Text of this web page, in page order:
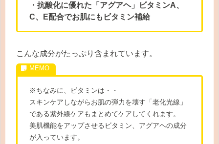
・抗酸化に優れた「アグアヘ」ビタミンA、
C、E配合でお肌にもビタミン補給
こんな成分がたっぷり含まれています。
※ちなみに、ビタミンは・・
スキンケアしながらお肌の弾力を壊す「老化光線」
である紫外線ケアもまとめてケアしてくれます。
美肌機能をアップさせるビタミン、アグアヘの成分
が入っています。